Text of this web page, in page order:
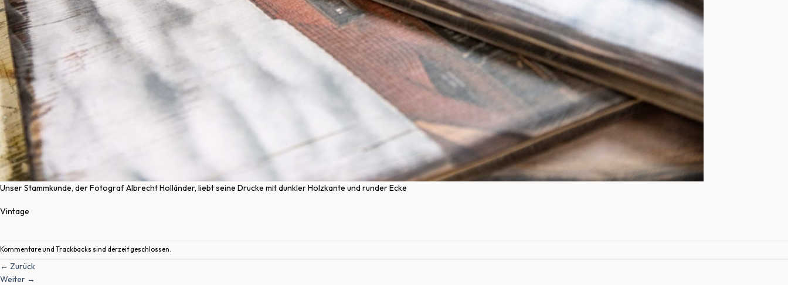
Unser Stammkunde, der Fotograf Albrecht Holländer, liebt seine Drucke mit dunkler Holzkante und runder Ecke
Vintage
Kommentare und Trackbacks sind derzeit geschlossen.
← Zurück
Weiter →